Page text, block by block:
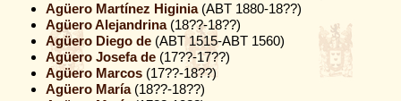
Agüero Martínez Higinia(ABT 1880-18??)
Agüero Alejandrina(18??-18??)
Agüero Diego de (ABT 1515-ABT 1560)
Agüero Josefa de (17??-17??)
Agüero Marcos (17??-18??)
Agüero María(18??-18??)